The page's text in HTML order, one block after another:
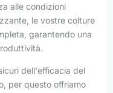
alle condizioni
le vostre colture
garantendo una
dell'efficacia del
per questo offriamo